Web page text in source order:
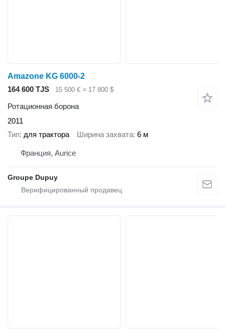
Amazone KG 6000-2
164 600 TJS
15 500 € ≈ 17 800 $
Ротационная борона
2011
Тип для трактора Ширина захвата 6 м
Франция, Aurice
Groupe Dupuy